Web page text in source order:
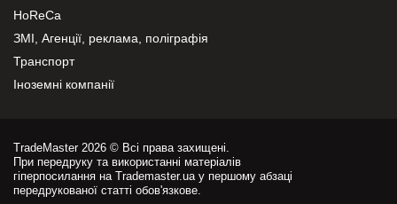
HoReCa
ЗМІ, Агенції, реклама, поліграфія
Транспорт
Іноземні компанії
TradeMaster 2026 © Всі права захищені.
При передруку та використанні матеріалів
гіперпосилання на Trademaster.ua у першому абзаці
передрукованої статті обов'язкове.